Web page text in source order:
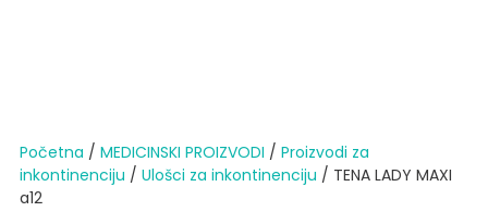
Početna / MEDICINSKI PROIZVODI / Proizvodi za
inkontinenciju / Ulošci za inkontinenciju / TENA LADY MAXI
a12